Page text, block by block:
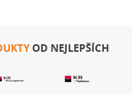
OD NEJLEPŠÍCH